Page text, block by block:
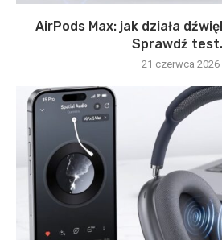
AirPods Max: jak działa
Sprawdź
21 czerwca 2026